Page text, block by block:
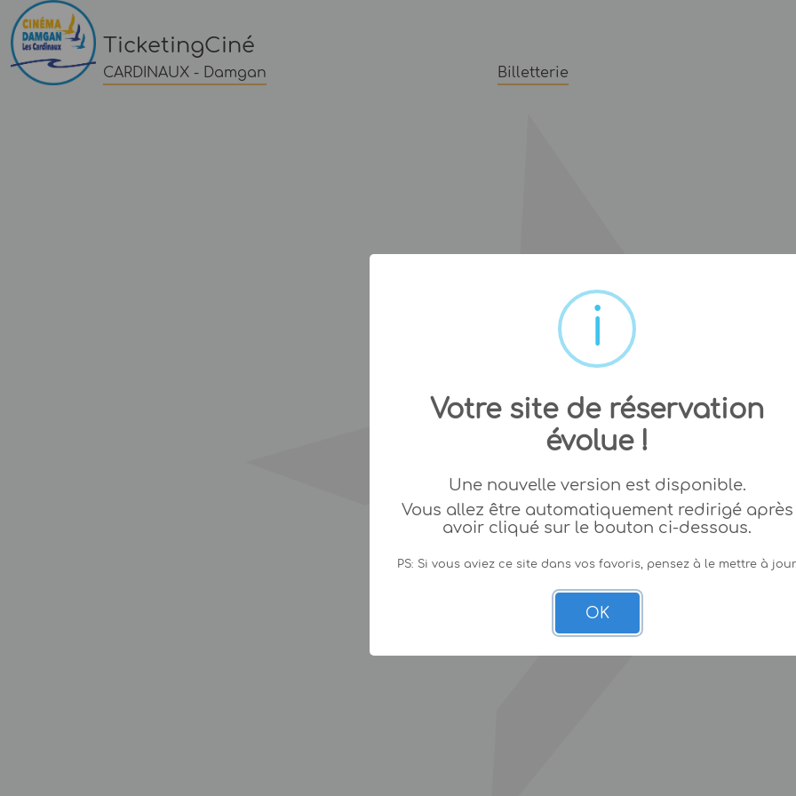
TicketingCiné
CARDINAUX - Damgan Billetterie
Votre site de réservation
évolue !
Une nouvelle version est disponible.
Vous allez être automatiquement redirigé après
avoir cliqué sur le bouton ci-dessous.
PS: Si vous aviez ce site dans vos favoris, pensez à le mettre à
OK